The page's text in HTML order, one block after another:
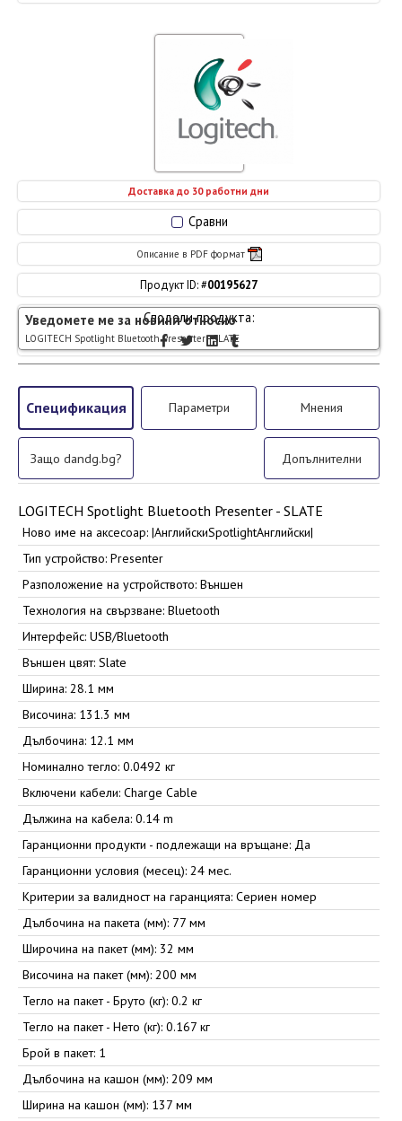
Сравни
Описание в PDF формат
Продукт ID: #00195627
Сподели продукта:
Доставка до 30 работни дни
Уведомете ме за новини относно
LOGITECH Spotlight Bluetooth Presenter - SLATE
Спецификация Параметри Мнения
Защо dandg.bg? Допълнителни
LOGITECH Spotlight Bluetooth Presenter - SLATE
Ново име на аксесоар: |АнглийскиSpotlightАнглийски|
Тип устройство: Presenter
Разположение на устройството: Външен
Технология на свързване: Bluetooth
Интерфейс: USB/Bluetooth
Външен цвят: Slate
Ширина: 28.1 мм
Височина: 131.3 мм
Дълбочина: 12.1 мм
Номинално тегло: 0.0492 кг
Включени кабели: Charge Cable
Дължина на кабела: 0.14 m
Гаранционни продукти - подлежащи на връщане: Да
Гаранционни условия (месец): 24 мес.
Критерии за валидност на гаранцията: Сериен номер
Дълбочина на пакета (мм): 77 мм
Широчина на пакет (мм): 32 мм
Височина на пакет (мм): 200 мм
Тегло на пакет - Бруто (кг): 0.2 кг
Тегло на пакет - Нето (кг): 0.167 кг
Брой в пакет: 1
Дълбочина на кашон (мм): 209 мм
Ширина на кашон (мм): 137 мм